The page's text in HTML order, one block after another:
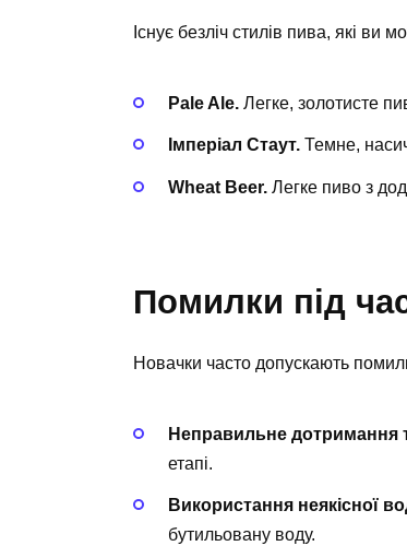
Існує безліч стилів пива, які ви
Pale Ale. Легке, золотисте
Імперіал Стаут. Темне,
Wheat Beer. Легке пиво з
Помилки під
Новачки часто допускають
Неправильне дотримання
етапі.
Використання неякісної
бутильовану воду.